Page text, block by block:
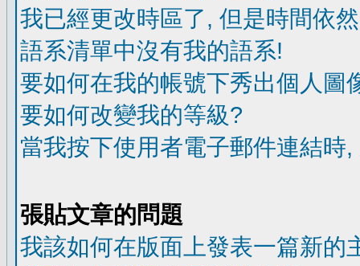
我已經更改時區了, 但是時間依
語系清單中沒有我的語系!
要如何在我的帳號下秀出個人圖
要如何改變我的等級?
當我按下使用者電子郵件連結時
張貼文章的問題
我該如何在版面上發表一篇新的